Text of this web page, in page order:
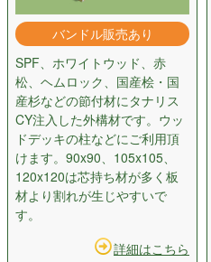
バンドル販売あり
SPF、ホワイトウッド、赤
松、ヘムロック、国産桧・国
産杉などの節付材にタナリス
CY注入した外構材です。ウッ
ドデッキの柱などにご利用頂
けます。90x90、105x105、
120x120は芯持ち材が多く板
材より割れが生じやすいで
す。
詳細はこちら